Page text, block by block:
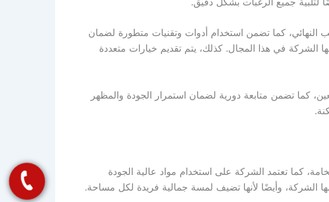
كما تضمن استخدام أدوات وتقنيات متطورة لضمان
الشركة في هذا المجال. كذلك، يتم تقديم خيارات متعددة
كما تضمن متابعة دورية لضمان استمرار الجودة والمظهر
كما تعتمد الشركة على استخدام مواد عالية الجودة
الشركة، وأيضًا لأنها تضيف لمسة جمالية فريدة لكل مساحة.